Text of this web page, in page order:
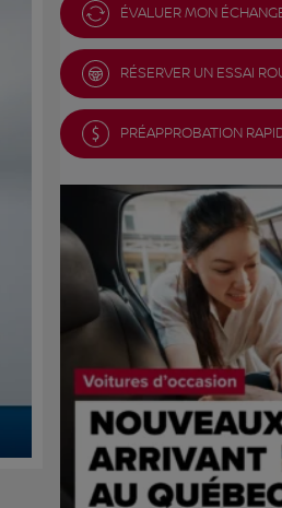
ÉVALUER MON
RÉSERVER UN ESSAI
PRÉAPPROBATION